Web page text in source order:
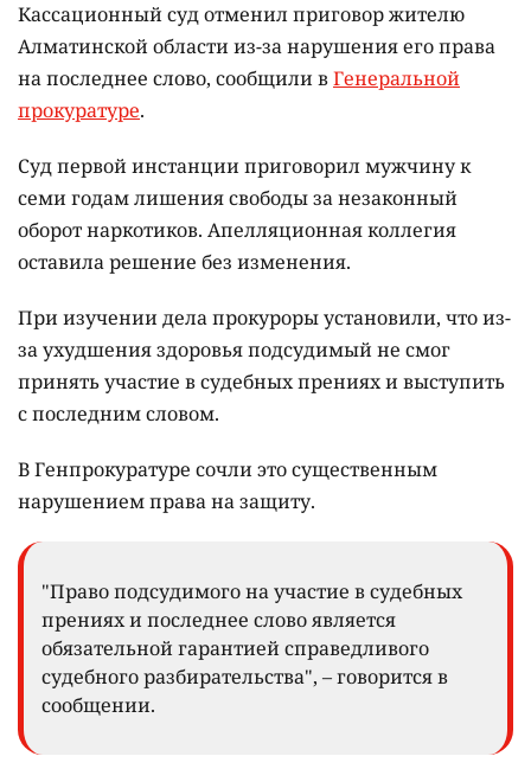
Кассационный суд отменил приговор жителю
Алматинской области из-за нарушения его права
на последнее слово, сообщили вГенеральной
прокуратуре.
Суд первой инстанции приговорил мужчину к
семи годам лишения свободы за незаконный
оборот наркотиков. Апелляционная коллегия
оставила решение без изменения.
При изучении дела прокуроры установили, что из-
за ухудшения здоровья подсудимый не смог
принять участие в судебных прениях и выступить
с последним словом.
В Генпрокуратуре сочли это существенным
нарушением права на защиту.
"Право подсудимого на участие в судебных
прениях и последнее слово является
обязательной гарантией справедливого
судебного разбирательства", – говорится в
сообщении.